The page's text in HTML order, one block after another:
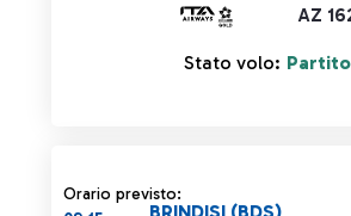
AZ
Stato volo: Partito
Orario previsto:
BRINDISI (BDS)